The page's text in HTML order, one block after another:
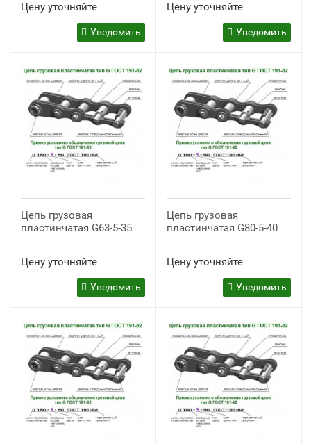
Цену уточняйте
Уведомить
Цену уточняйте
Уведомить
Цепь грузовая
пластинчатая G63-5-35
Цену уточняйте
Уведомить
Цепь грузовая
пластинчатая G80-5-40
Цену уточняйте
Уведомить